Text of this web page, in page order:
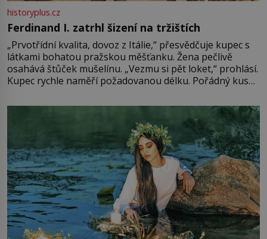
historyplus.cz
Ferdinand I. zatrhl šizení na tržištích
„Prvotřídní kvalita, dovoz z Itálie,“ přesvědčuje kupec s
látkami bohatou pražskou měšťanku. Žena pečlivě
osahává štůček mušelínu. „Vezmu si pět loket,“ prohlásí.
Kupec rychle naměří požadovanou délku. Pořádný kus
milostpaní. Stačí jenom na sukni,“ zhodnotí švadlena
množství růžového mušelínu. „Ošidili vás, podívejte.“